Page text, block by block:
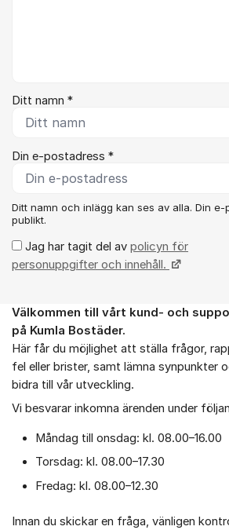
Ditt namn *
Din e-postadress *
Ditt namn och inlägg kan ses av alla. Din e-
publikt.
Jag har tagit del av policyn för
personuppgifter och innehåll.
Om forumet
Välkommen till vårt kund- och
på Kumla Bostäder.
Här får du möjlighet att ställa frågor,
fel eller brister, samt lämna synpunkter
bidra till vår utveckling.
Vi besvarar inkomna ärenden under
Måndag till onsdag: kl. 08.00–16.00
Torsdag: kl. 08.00–17.30
Fredag: kl. 08.00–12.30
Innan du skickar en fråga, vänligen